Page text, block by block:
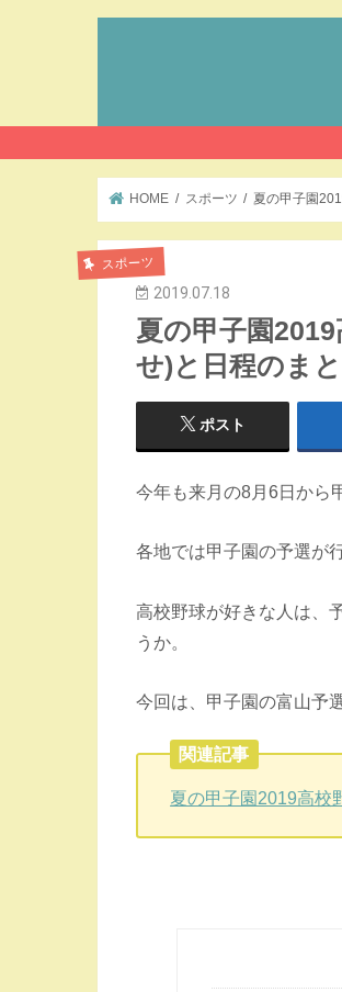
HOME スポーツ 夏の甲子園
スポーツ
2019.07.18
夏の甲子園
せ)と日程のまと
ポスト
今年も来月の8月6日から
各地では甲子園の予選が
高校野球が好きな人は、
うか。
今回は、甲子園の富山予
関連記事
夏の甲子園2019高校